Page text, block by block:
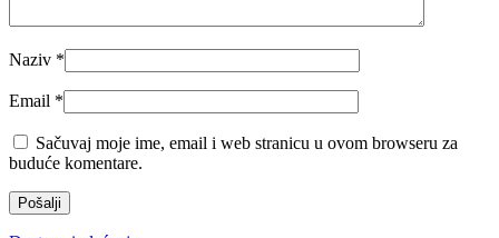
Naziv *
Email *
Sačuvaj moje ime, email i web stranicu u ovom browseru za
buduće komentare.